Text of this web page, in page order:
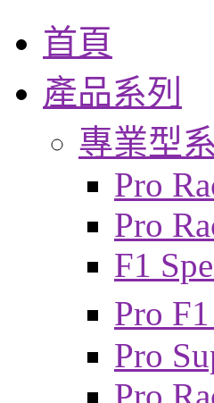
首頁
產品系列
專業型
Pro
Pro
F1
Pro
Pro